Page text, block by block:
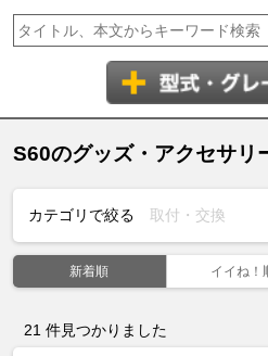
S60のグッズ・アクセサリ
カテゴリで絞る 取付・交換
新着順 イイね！
21 件見つかりました